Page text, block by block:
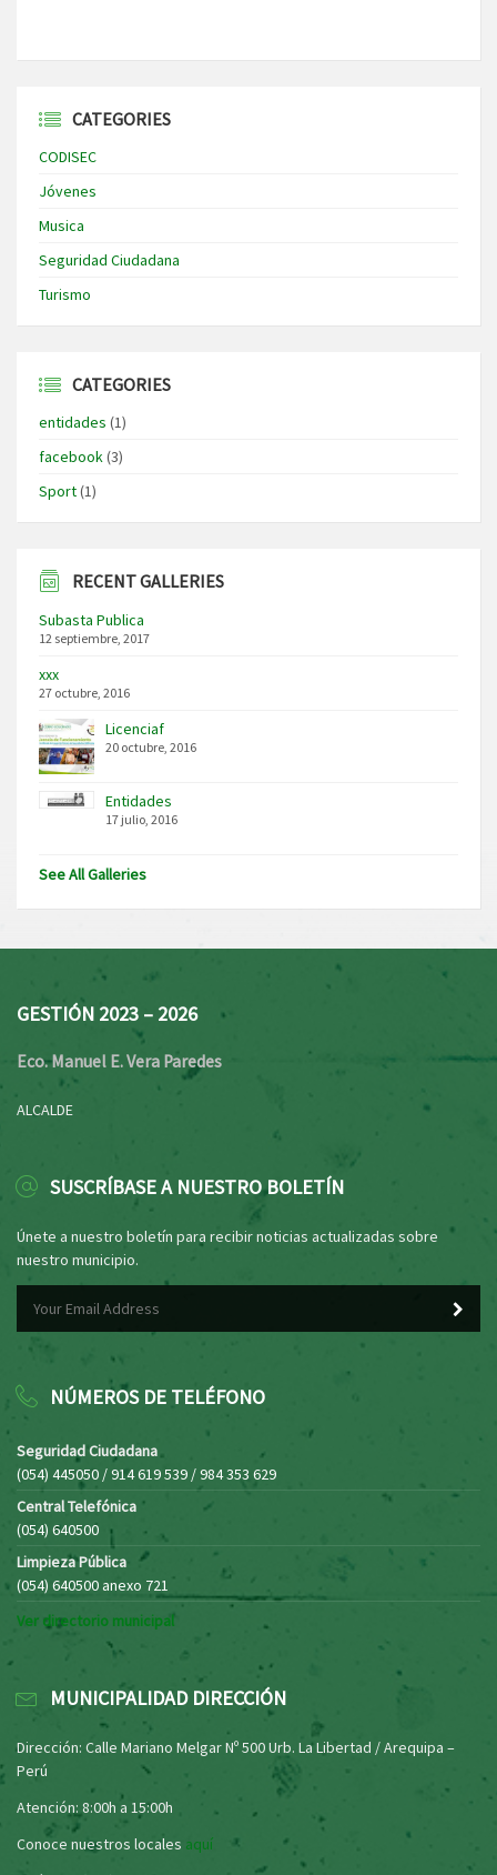
CATEGORIES
CODISEC
Jóvenes
Musica
Seguridad Ciudadana
Turismo
CATEGORIES
entidades (1)
facebook(3)
Sport(1)
RECENT GALLERIES
Subasta Publica
12 septiembre, 2017
xxx
27 octubre, 2016
Licenciaf
20 octubre, 2016
Entidades
17 julio, 2016
See All Galleries
GESTIÓN 2023 – 2026
Eco. Manuel E. Vera Paredes
ALCALDE
SUSCRÍBASE A NUESTRO BOLETÍN
Únete a nuestro boletín para recibir noticias actualizadas sobre
nuestro municipio.
NÚMEROS DE TELÉFONO
Seguridad Ciudadana
(054) 445050 / 914 619 539 / 984 353 629
Central Telefónica
(054) 640500
Limpieza Pública
(054) 640500 anexo 721
Ver directorio municipal
MUNICIPALIDAD DIRECCIÓN
Dirección: Calle Mariano Melgar Nº 500 Urb. La Libertad / Arequipa –
Perú
Atención: 8:00h a 15:00h
Conoce nuestros locales aquí